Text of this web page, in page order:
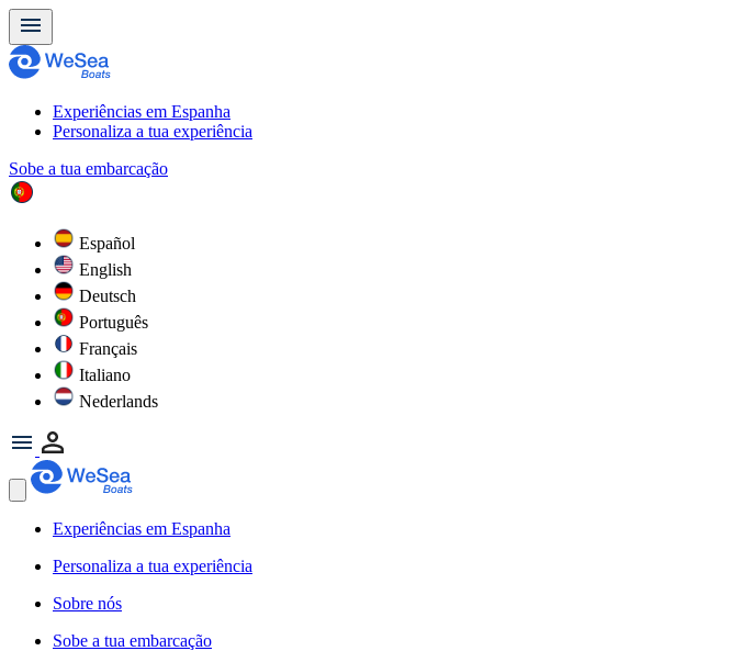
Experiências em Espanha
Personaliza a tua experiência
Sobe a tua embarcação
Español
English
Deutsch
Português
Français
Italiano
Nederlands
Experiências em Espanha
Personaliza a tua experiência
Sobre nós
Sobe a tua embarcação